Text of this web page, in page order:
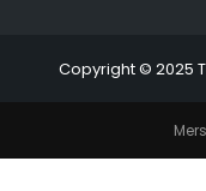
Copyright © 2025